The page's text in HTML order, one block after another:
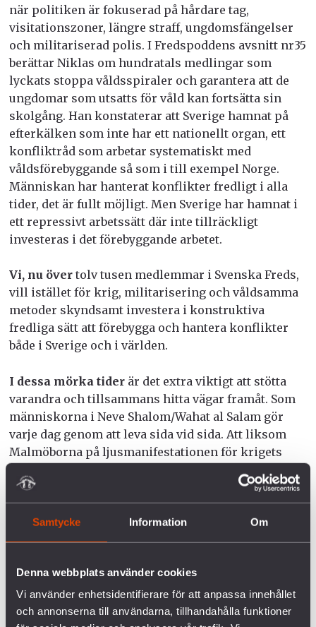
Samtycke Information Om
Denna webbplats använder cookies
Vi använder enhetsidentifierare för att anpassa innehållet
och annonserna till användarna, tillhandahålla funktioner
när politiken är fokuserad på hårdare tag,
visitationszoner, längre straff, ungdomsfängelser
och militariserad polis. I Fredspoddens avsnitt nr35
berättar Niklas om hundratals medlingar som
lyckats stoppa våldsspiraler och garantera att de
ungdomar som utsatts för våld kan fortsätta sin
skolgång. Han konstaterar att Sverige hamnat på
efterkälken som inte har ett nationellt organ, ett
konfliktråd som arbetar systematiskt med
våldsförebyggande så som i till exempel Norge.
Människan har hanterat konflikter fredligt i alla
tider, det är fullt möjligt. Men Sverige har hamnat i
ett repressivt arbetssätt där inte tillräckligt
investeras i det förebyggande arbetet.
Vi, nu övertolv tusen medlemmar i Svenska Freds,
vill istället för krig, militarisering och våldsamma
metoder skyndsamt investera i konstruktiva
fredliga sätt att förebygga och hantera konflikter
både i Sverige och i världen.
I dessa mörka tiderär det extra viktigt att stötta
varandra och tillsammans hitta vägar framåt. Som
människorna i Neve Shalom/Wahat al Salam gör
varje dag genom att leva sida vid sida. Att liksom
Malmöborna på ljusmanifestationen för krigets
samman och bygga på det gemensamma. Att som
alla de som arbetar för att rädda unga ur
gängkriminalitet står fast vid övertygelsen om att
våldet går att stoppa med förebyggande insatser.
Ayas, Ahavas,Bassems, Arons och Niklas
handlingar ger mig hopp. Hopp om att våra
gemensamma handlingar, mina, dina och många